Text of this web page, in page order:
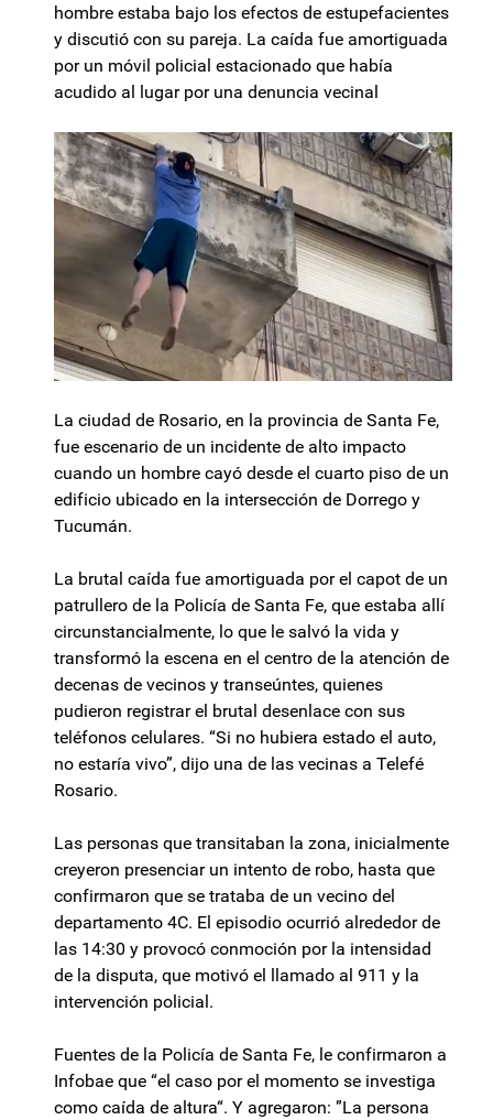
hombre estaba bajo los efectos de estupefacientes
y discutió con su pareja. La caída fue amortiguada
por un móvil policial estacionado que había
acudido al lugar por una denuncia vecinal
La ciudad de Rosario, en la provincia de Santa Fe,
fue escenario de un incidente de alto impacto
cuando un hombre cayó desde el cuarto piso de un
edificio ubicado en la intersección de Dorrego y
Tucumán.
La brutal caída fue amortiguada por el capot de un
patrullero de la Policía de Santa Fe, que estaba allí
circunstancialmente, lo que le salvó la vida y
transformó la escena en el centro de la atención de
decenas de vecinos y transeúntes, quienes
pudieron registrar el brutal desenlace con sus
teléfonos celulares. “Si no hubiera estado el auto,
no estaría vivo”, dijo una de las vecinas a Telefé
Rosario.
Las personas que transitaban la zona, inicialmente
creyeron presenciar un intento de robo, hasta que
confirmaron que se trataba de un vecino del
departamento 4C. El episodio ocurrió alrededor de
las 14:30 y provocó conmoción por la intensidad
de la disputa, que motivó el llamado al 911 y la
intervención policial.
Fuentes de la Policía de Santa Fe, le confirmaron a
Infobae que “el caso por el momento se investiga
como caída de altura“. Y agregaron: ”La persona